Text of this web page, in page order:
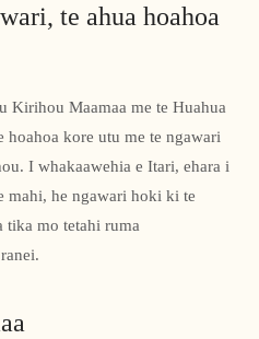
te ahua hoahoa
Kirihou Maamaa me te Huahua
hoahoa kore utu me te ngawari
I whakaawehia e Itari, ehara i
mahi, he ngawari hoki ki te
tika mo tetahi ruma